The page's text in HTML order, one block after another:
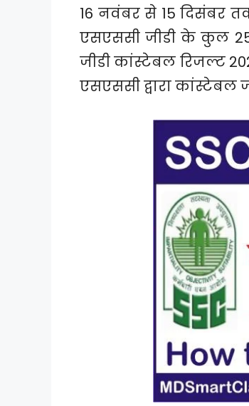
16 नवंबर से 15 दिसंबर
एसएससी जीडी के कुल
जीडी कांस्टेबल रिजल्ट
एसएससी द्वारा कांस्टेबल